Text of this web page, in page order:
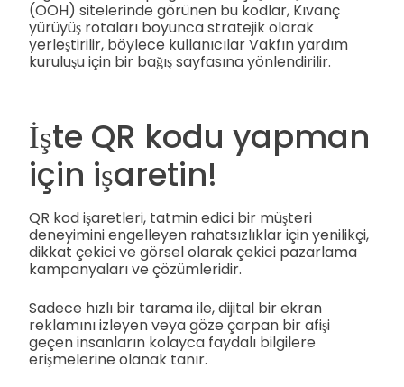
(OOH) sitelerinde görünen bu kodlar, Kıvanç
yürüyüş rotaları boyunca stratejik olarak
yerleştirilir, böylece kullanıcılar Vakfın yardım
kuruluşu için bir bağış sayfasına yönlendirilir.
İşte QR kodu yapman
için işaretin!
QR kod işaretleri, tatmin edici bir müşteri
deneyimini engelleyen rahatsızlıklar için yenilikçi,
dikkat çekici ve görsel olarak çekici pazarlama
kampanyaları ve çözümleridir.
Sadece hızlı bir tarama ile, dijital bir ekran
reklamını izleyen veya göze çarpan bir afişi
geçen insanların kolayca faydalı bilgilere
erişmelerine olanak tanır.